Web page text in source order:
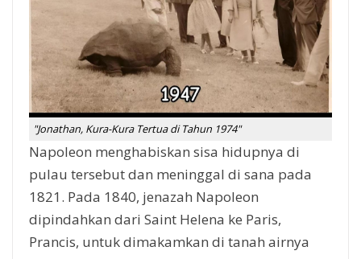
"Jonathan, Kura-Kura Tertua di Tahun 1974"
Napoleon menghabiskan sisa hidupnya di
pulau tersebut dan meninggal di sana pada
1821. Pada 1840, jenazah Napoleon
dipindahkan dari Saint Helena ke Paris,
Prancis, untuk dimakamkan di tanah airnya